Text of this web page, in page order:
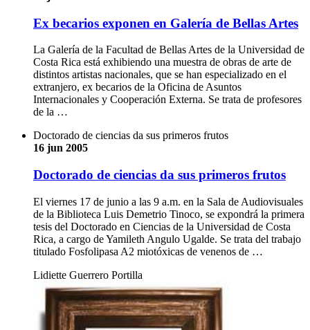
Ex becarios exponen en Galería de Bellas Artes
La Galería de la Facultad de Bellas Artes de la Universidad de
Costa Rica está exhibiendo una muestra de obras de arte de
distintos artistas nacionales, que se han especializado en el
extranjero, ex becarios de la Oficina de Asuntos
Internacionales y Cooperación Externa. Se trata de profesores
de la …
Doctorado de ciencias da sus primeros frutos
16 jun 2005
Doctorado de ciencias da sus primeros frutos
El viernes 17 de junio a las 9 a.m. en la Sala de Audiovisuales
de la Biblioteca Luis Demetrio Tinoco, se expondrá la primera
tesis del Doctorado en Ciencias de la Universidad de Costa
Rica, a cargo de Yamileth Angulo Ugalde. Se trata del trabajo
titulado Fosfolipasa A2 miotóxicas de venenos de …
Lidiette Guerrero Portilla